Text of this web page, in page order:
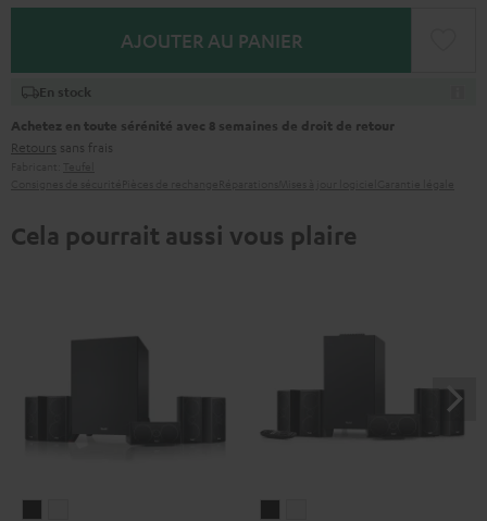
AJOUTER AU PANIER
En stock
Achetez en toute sérénité avec 8 semaines de droit de retour
Retours sans frais
Cela pourrait aussi vous plaire